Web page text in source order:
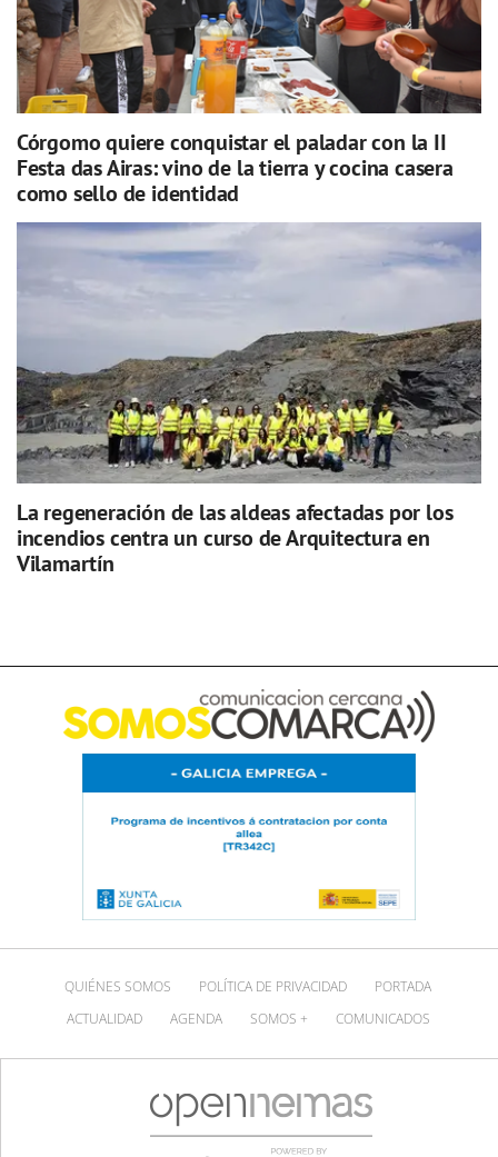
Córgomo quiere conquistar el paladar con la II
Festa das Airas: vino de la tierra y cocina casera
como sello de identidad
La regeneración de las aldeas afectadas por los
incendios centra un curso de Arquitectura en
Vilamartín
QUIÉNES SOMOS POLÍTICA DE PRIVACIDAD
PORTADA
ACTUALIDAD
AGENDA SOMOS + COMUNICADOS